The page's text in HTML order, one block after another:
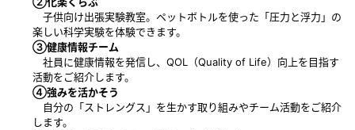
子供向け出張実験教室。ペットボトルを使った「圧力と浮力」の
楽しい科学実験を体験できます。
③健康情報チーム
社員に健康情報を発信し、QOL（Quality of Life）向上を目指す
活動をご紹介します。
④強みを活かそう
自分の「ストレングス」を生かす取り組みやチーム活動をご紹介
します。